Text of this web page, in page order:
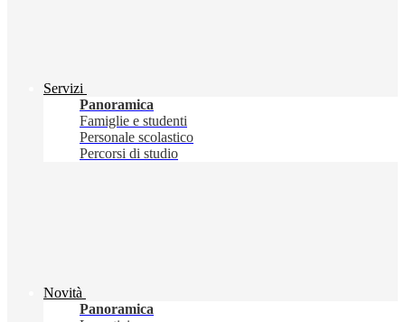
Servizi
Panoramica
Famiglie e studenti
Personale scolastico
Percorsi di studio
Novità
Panoramica